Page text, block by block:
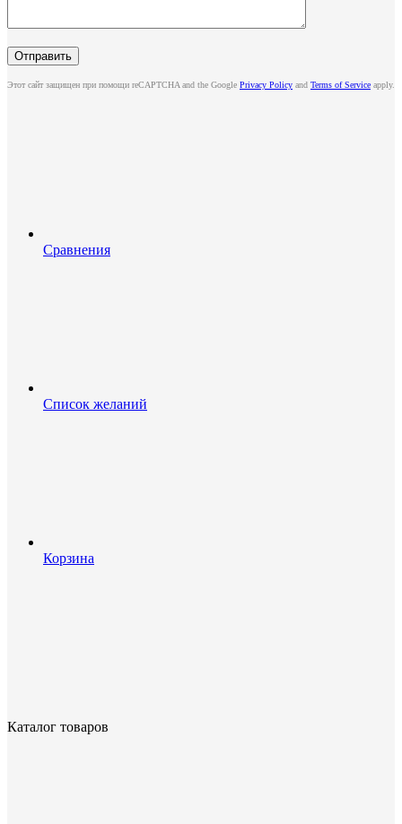
Этот сайт защищен при помощи reCAPTCHA and the Google Privacy Policy and Terms of Service apply.
Сравнения
Список желаний
Корзина
Каталог товаров